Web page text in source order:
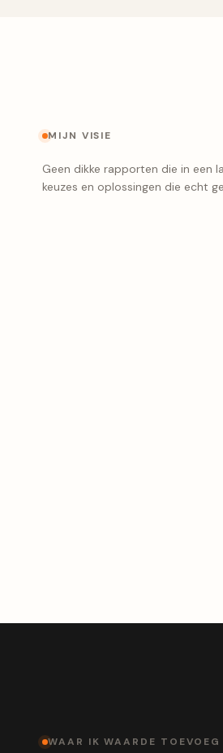
MIJN VISIE
Geen dikke rapporten die in een
keuzes en oplossingen die echt
WAAR IK WAARDE TOEVOEG